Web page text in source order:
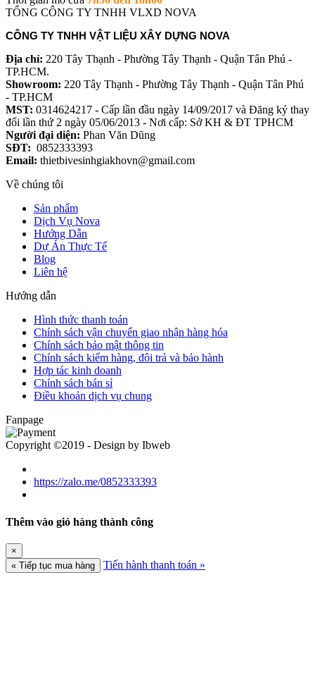
TỔNG CÔNG TY TNHH VLXD NOVA
CÔNG TY TNHH VẬT LIỆU XÂY DỰNG NOVA
Địa chỉ: 220 Tây Thạnh - Phường Tây Thạnh - Quận Tân Phú -
TP.HCM.
Showroom: 220 Tây Thạnh - Phường Tây Thạnh - Quận Tân Phú
- TP.HCM
MST: 0314624217 - Cấp lần đầu ngày 14/09/2017 và Đăng ký thay
đổi lần thứ 2 ngày 05/06/2013 - Nơi cấp: Sở KH & ĐT TPHCM
Người đại diện: Phan Văn Dũng
SĐT: 0852333393
Email: thietbivesinhgiakhovn@gmail.com
Về chúng tôi
Sản phẩm
Dịch Vụ Nova
Hướng Dẫn
Dự Án Thực Tế
Blog
Liên hệ
Hướng dẫn
Hình thức thanh toán
Chính sách vận chuyển giao nhận hàng hóa
Chính sách bảo mật thông tin
Chính sách kiểm hàng, đôi trả và bảo hành
Hợp tác kinh doanh
Chính sách bán sỉ
Điều khoản dịch vụ chung
Fanpage
Copyright ©2019 - Design by Ibweb
https://zalo.me/0852333393
Thêm vào giỏ hàng thành công
×
« Tiếp tục mua hàng
Tiến hành thanh toán »